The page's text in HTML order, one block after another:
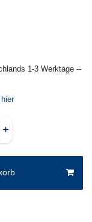
1-3 Werktage --